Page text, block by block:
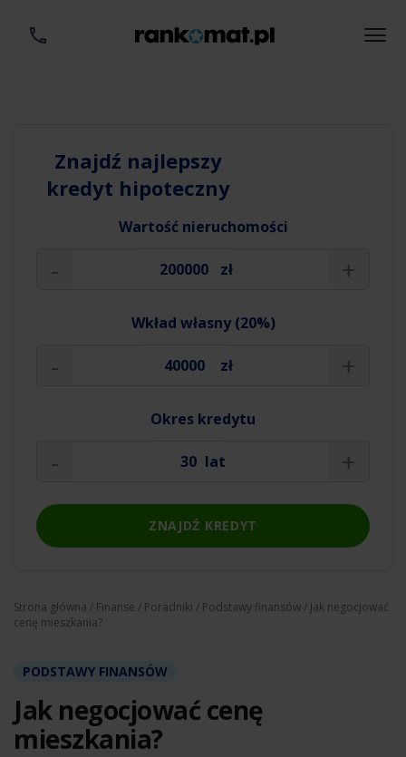
Znajdź najlepszy
kredyt hipoteczny
Wartość nieruchomości
- zł +
Wkład własny (20%)
- zł +
Okres kredytu
- lat +
ZNAJDŹ KREDYT
Strona główna / Finanse / Poradniki / Podstawy finansów/ Jak negocjować
cenę mieszkania?
PODSTAWY FINANSÓW
Jak negocjować cenę
mieszkania?